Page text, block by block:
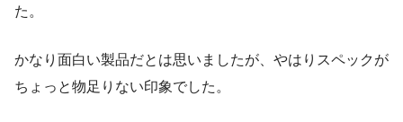
た。
かなり面白い製品だとは思いましたが、やはりスペックが
ちょっと物足りない印象でした。